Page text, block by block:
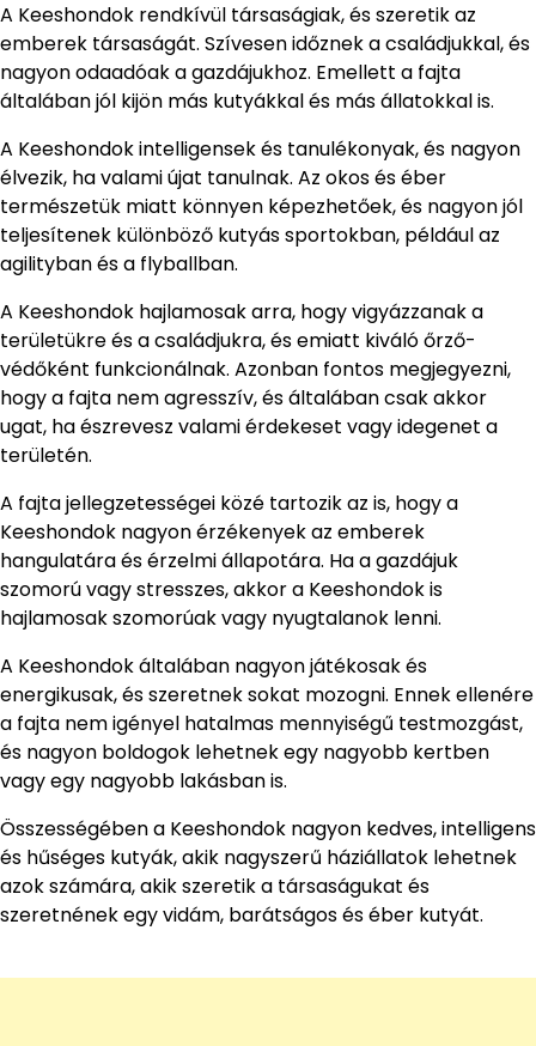
A Keeshondok rendkívül társaságiak, és szeretik az
emberek társaságát. Szívesen időznek a családjukkal, és
nagyon odaadóak a gazdájukhoz. Emellett a fajta
általában jól kijön más kutyákkal és más állatokkal is.
A Keeshondok intelligensek és tanulékonyak, és nagyon
élvezik, ha valami újat tanulnak. Az okos és éber
természetük miatt könnyen képezhetőek, és nagyon jól
teljesítenek különböző kutyás sportokban, például az
agilityban és a flyballban.
A Keeshondok hajlamosak arra, hogy vigyázzanak a
területükre és a családjukra, és emiatt kiváló őrző-
védőként funkcionálnak. Azonban fontos megjegyezni,
hogy a fajta nem agresszív, és általában csak akkor
ugat, ha észrevesz valami érdekeset vagy idegenet a
területén.
A fajta jellegzetességei közé tartozik az is, hogy a
Keeshondok nagyon érzékenyek az emberek
hangulatára és érzelmi állapotára. Ha a gazdájuk
szomorú vagy stresszes, akkor a Keeshondok is
hajlamosak szomorúak vagy nyugtalanok lenni.
A Keeshondok általában nagyon játékosak és
energikusak, és szeretnek sokat mozogni. Ennek ellenére
a fajta nem igényel hatalmas mennyiségű testmozgást,
és nagyon boldogok lehetnek egy nagyobb kertben
vagy egy nagyobb lakásban is.
Összességében a Keeshondok nagyon kedves, intelligens
és hűséges kutyák, akik nagyszerű háziállatok lehetnek
azok számára, akik szeretik a társaságukat és
szeretnének egy vidám, barátságos és éber kutyát.